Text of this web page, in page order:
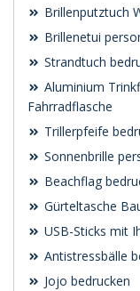
Brillenputztuch
Brillenetui
Strandtuch
Aluminium
Fahrradflasche
Trillerpfeife
Sonnenbrille
Beachflag
Gürteltasche
USB-Sticks mit
Antistressbälle
Jojo bedrucken